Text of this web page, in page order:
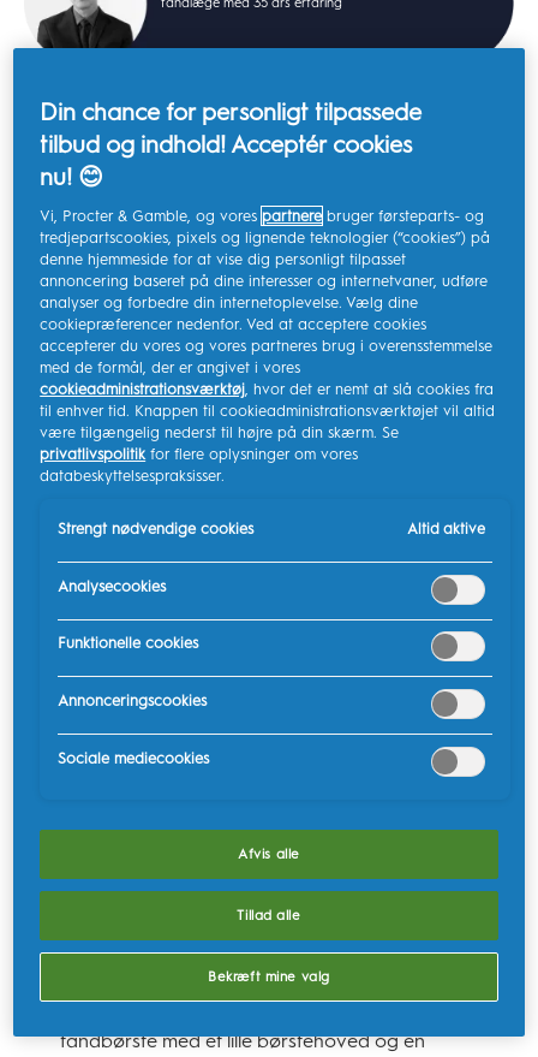
tandlæge med 35 års erfaring
Når det kommer til mundhygiejne, er vedholdenhed
alfa og omega. Den allervigtigste del af god
mundhygiejne er at efterleve en fast rutine med
tandbørstning to gange om dagen og daglig brug af
tandtråd.
Brug af de rigtige tandbørstehår kan gøre din daglige
tandplejerutine til en større nydelse — og mere effektiv.
En tandbørste er personlig, og det er derfor, de fås i en
række forskellige størrelser og former. Hvis du har en
stor mund, foretrækker du måske et tandbørstehoved i
fuld størrelse. Hvis du har en lille mund, så vælg et
kompakt tandbørstehoved. Og nogle voksne
foretrækker endda tandbørster i børnestørrelse, fordi
de synes, de er nemmere at børste bagsiden af
kindtænderne med.
Valg af tandbørste baseret på
børstehår
Hvordan vælger du en tandbørste? Somme tider er det
vanskeligt at vide, hvad man skal se efter. Et godt sted
at starte er at bede din tandlæge eller tandplejer om at
Derudover er der nogle generelle ting, du skal se efter:
tandbørste med et lille børstehoved og en
Din chance for personligt tilpassede
tilbud og indhold! Acceptér cookies
nu! 😊
Vi, Procter & Gamble, og vorespartnere bruger førsteparts- og
tredjepartscookies, pixels og lignende teknologier (“cookies”) på
denne hjemmeside for at vise dig personligt tilpasset
annoncering baseret på dine interesser og internetvaner, udføre
analyser og forbedre din internetoplevelse. Vælg dine
cookiepræferencer nedenfor. Ved at acceptere cookies
accepterer du vores og vores partneres brug i overensstemmelse
med de formål, der er angivet i vores
cookieadministrationsværktøj, hvor det er nemt at slå cookies fra
til enhver tid. Knappen til cookieadministrationsværktøjet vil altid
være tilgængelig nederst til højre på din skærm. Se
privatlivspolitikfor flere oplysninger om vores
databeskyttelsespraksisser.
Strengt nødvendige cookies Altid aktive
Analysecookies
Funktionelle cookies
Annonceringscookies
Sociale mediecookies
Afvis alle
Tillad alle
Bekræft mine valg